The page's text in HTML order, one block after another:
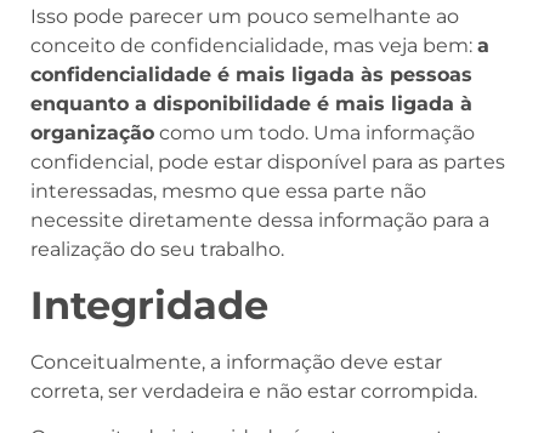
Isso pode parecer um pouco semelhante ao
conceito de confidencialidade, mas veja bem: a
confidencialidade é mais ligada às pessoas
enquanto a disponibilidade é mais ligada à
organização como um todo. Uma informação
confidencial, pode estar disponível para as partes
interessadas, mesmo que essa parte não
necessite diretamente dessa informação para a
realização do seu trabalho.
Integridade
Conceitualmente, a informação deve estar
correta, ser verdadeira e não estar corrompida.